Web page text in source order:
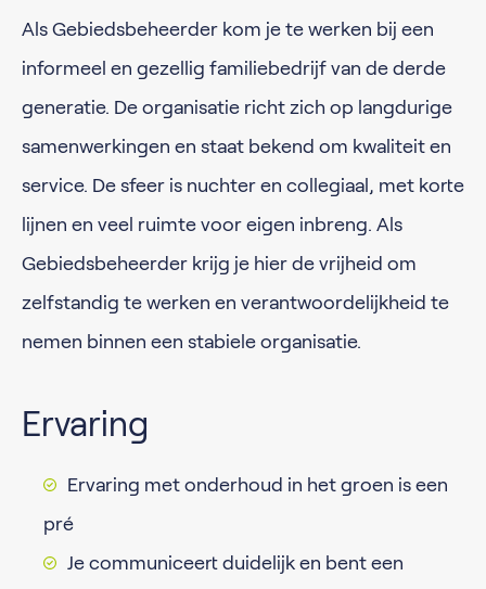
Als Gebiedsbeheerder kom je te werken bij een
informeel en gezellig familiebedrijf van de derde
generatie. De organisatie richt zich op langdurige
samenwerkingen en staat bekend om kwaliteit en
service. De sfeer is nuchter en collegiaal, met korte
lijnen en veel ruimte voor eigen inbreng. Als
Gebiedsbeheerder krijg je hier de vrijheid om
zelfstandig te werken en verantwoordelijkheid te
nemen binnen een stabiele organisatie.
Ervaring
Ervaring met onderhoud in het groen is een
pré
Je communiceert duidelijk en bent een